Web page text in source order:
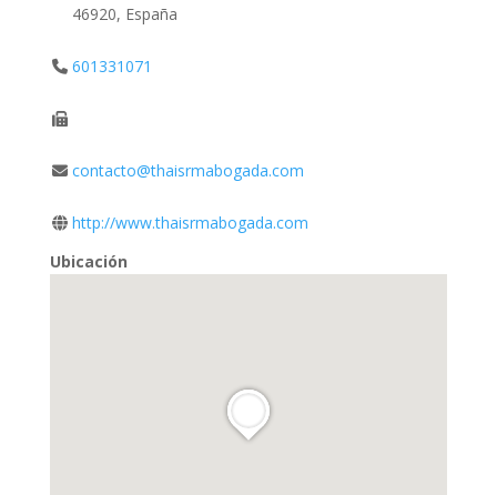
46920, España
601331071
contacto@thaisrmabogada.com
http://www.thaisrmabogada.com
Ubicación